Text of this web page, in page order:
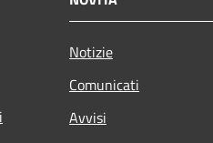
Notizie
Comunicati
Avvisi